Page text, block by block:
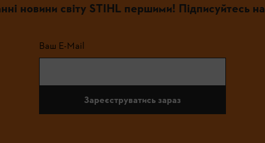
новини світу STIHL першими! Підписуйтесь
Ваш E-Mail
Зареєструватись зараз